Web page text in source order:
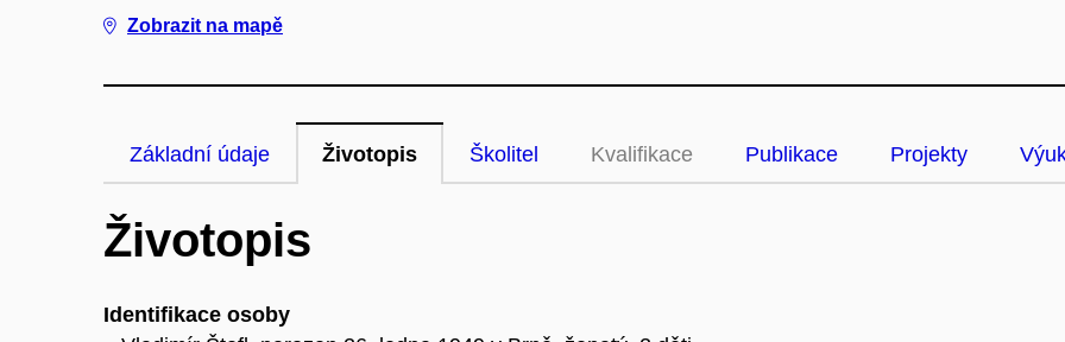
Zobrazit na mapě
Základní údaje Životopis Školitel Kvalifikace Publikace Projekty
Životopis
Identifikace osoby